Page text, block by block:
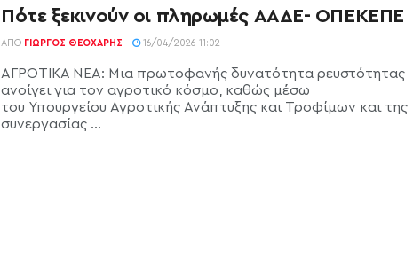
Πότε ξεκινούν οι πληρωμές ΑΑΔΕ- ΟΠΕΚΕΠΕ
ΑΠΌ ΓΙΏΡΓΟΣ ΘΕΟΧΆΡΗΣ 16/04/2026 11:02
ΑΓΡΟΤΙΚΑ ΝΕΑ: Μια πρωτοφανής δυνατότητα ρευστότητας
ανοίγει για τον αγροτικό κόσμο, καθώς μέσω
του Υπουργείου Αγροτικής Ανάπτυξης και Τροφίμων και της
συνεργασίας ...